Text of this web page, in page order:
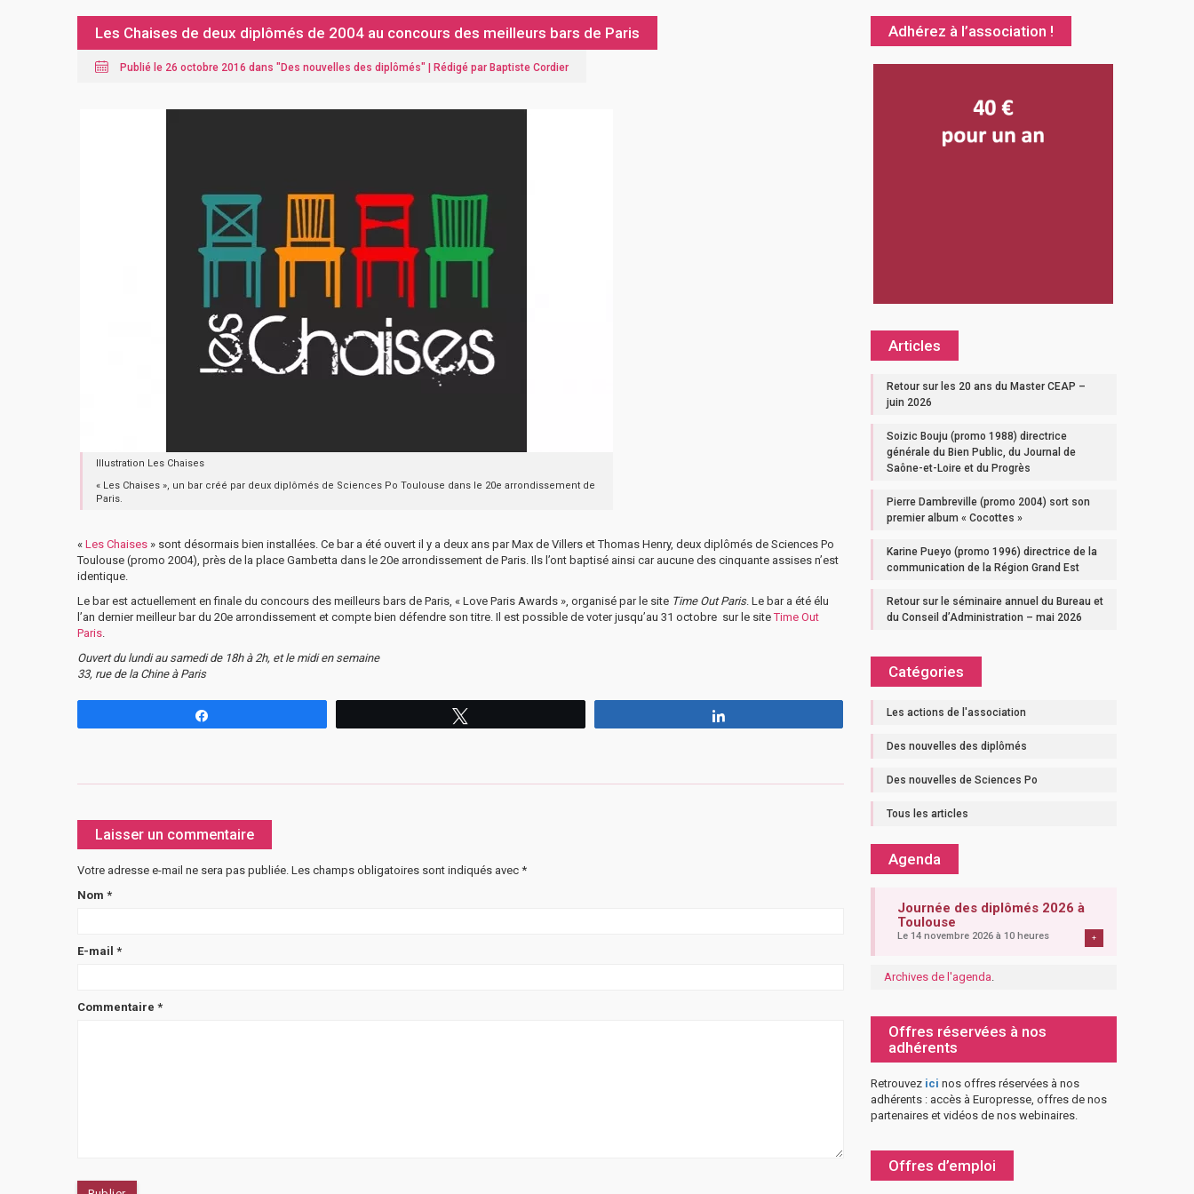
Les Chaises de deux diplômés de 2004 au concours des meilleurs bars de Paris
Publié le 26 octobre 2016 dans "Des nouvelles des diplômés" | Rédigé par Baptiste Cordier
Illustration Les Chaises
« Les Chaises », un bar créé par deux diplômés de Sciences Po Toulouse dans le 20e arrondissement de
Paris.
« Les Chaises » sont désormais bien installées. Ce bar a été ouvert il y a deux ans par Max de Villers et Thomas Henry, deux diplômés de Sciences Po
Toulouse (promo 2004), près de la place Gambetta dans le 20e arrondissement de Paris. Ils l’ont baptisé ainsi car aucune des cinquante assises n’est
identique.
Le bar est actuellement en finale du concours des meilleurs bars de Paris, « Love Paris Awards », organisé par le site Time Out Paris. Le bar a été élu
l’an dernier meilleur bar du 20e arrondissement et compte bien défendre son titre. Il est possible de voter jusqu’au 31 octobre sur le siteTime Out
Paris
Ouvert du lundi au samedi de 18h à 2h, et le midi en semaine
33, rue de la Chine à Paris
Laisser un commentaire
Votre adresse e-mail ne sera pas publiée. Les champs obligatoires sont indiqués avec *
Nom *
E-mail *
Commentaire *
Adhérez à l’association !
Articles
Retour sur les 20 ans du Master CEAP –
juin 2026
Soizic Bouju (promo 1988) directrice
générale du Bien Public, du Journal de
Saône-et-Loire et du Progrès
Pierre Dambreville (promo 2004) sort son
premier album « Cocottes »
Karine Pueyo (promo 1996) directrice de la
communication de la Région Grand Est
Retour sur le séminaire annuel du Bureau et
du Conseil d’Administration – mai 2026
Catégories
Les actions de l'association
Des nouvelles des diplômés
Des nouvelles de Sciences Po
Tous les articles
Agenda
Journée des diplômés 2026 à
Toulouse
Le 14 novembre 2026 à 10 heures +
Archives de l'agenda.
Offres réservées à nos
adhérents
Retrouvez ici nos offres réservées à nos
adhérents : accès à Europresse, offres de nos
partenaires et vidéos de nos webinaires.
Offres d’emploi